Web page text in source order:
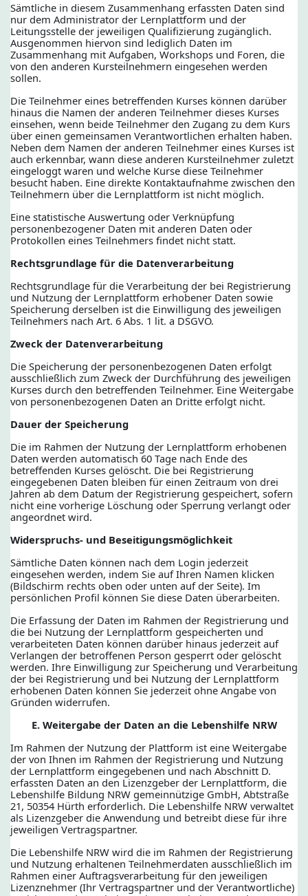
Sämtliche in diesem Zusammenhang erfassten Daten sind
nur dem Administrator der Lernplattform und der
Leitungsstelle der jeweiligen Qualifizierung zugänglich.
Ausgenommen hiervon sind lediglich Daten im
Zusammenhang mit Aufgaben, Workshops und Foren, die
von den anderen Kursteilnehmern eingesehen werden
sollen.
Die Teilnehmer eines betreffenden Kurses können darüber
hinaus die Namen der anderen Teilnehmer dieses Kurses
einsehen, wenn beide Teilnehmer den Zugang zu dem Kurs
über einen gemeinsamen Verantwortlichen erhalten haben.
Neben dem Namen der anderen Teilnehmer eines Kurses ist
auch erkennbar, wann diese anderen Kursteilnehmer zuletzt
eingeloggt waren und welche Kurse diese Teilnehmer
besucht haben. Eine direkte Kontaktaufnahme zwischen den
Teilnehmern über die Lernplattform ist nicht möglich.
Eine statistische Auswertung oder Verknüpfung
personenbezogener Daten mit anderen Daten oder
Protokollen eines Teilnehmers findet nicht statt.
Rechtsgrundlage für die Datenverarbeitung
Rechtsgrundlage für die Verarbeitung der bei Registrierung
und Nutzung der Lernplattform erhobener Daten sowie
Speicherung derselben ist die Einwilligung des jeweiligen
Teilnehmers nach Art. 6 Abs. 1 lit. a DSGVO.
Zweck der Datenverarbeitung
Die Speicherung der personenbezogenen Daten erfolgt
ausschließlich zum Zweck der Durchführung des jeweiligen
Kurses durch den betreffenden Teilnehmer. Eine Weitergabe
von personenbezogenen Daten an Dritte erfolgt nicht.
Dauer der Speicherung
Die im Rahmen der Nutzung der Lernplattform erhobenen
Daten werden automatisch 60 Tage nach Ende des
betreffenden Kurses gelöscht. Die bei Registrierung
eingegebenen Daten bleiben für einen Zeitraum von drei
Jahren ab dem Datum der Registrierung gespeichert, sofern
nicht eine vorherige Löschung oder Sperrung verlangt oder
angeordnet wird.
Widerspruchs- und Beseitigungsmöglichkeit
Sämtliche Daten können nach dem Login jederzeit
eingesehen werden, indem Sie auf Ihren Namen klicken
(Bildschirm rechts oben oder unten auf der Seite). Im
persönlichen Profil können Sie diese Daten überarbeiten.
Die Erfassung der Daten im Rahmen der Registrierung und
die bei Nutzung der Lernplattform gespeicherten und
verarbeiteten Daten können darüber hinaus jederzeit auf
Verlangen der betroffenen Person gesperrt oder gelöscht
werden. Ihre Einwilligung zur Speicherung und Verarbeitung
der bei Registrierung und bei Nutzung der Lernplattform
erhobenen Daten können Sie jederzeit ohne Angabe von
Gründen widerrufen.
E. Weitergabe der Daten an die Lebenshilfe NRW
Im Rahmen der Nutzung der Plattform ist eine Weitergabe
der von Ihnen im Rahmen der Registrierung und Nutzung
der Lernplattform eingegebenen und nach Abschnitt D.
erfassten Daten an den Lizenzgeber der Lernplattform, die
Lebenshilfe Bildung NRW gemeinnützige GmbH, Abtstraße
21, 50354 Hürth erforderlich. Die Lebenshilfe NRW verwaltet
als Lizenzgeber die Anwendung und betreibt diese für ihre
jeweiligen Vertragspartner.
Die Lebenshilfe NRW wird die im Rahmen der Registrierung
und Nutzung erhaltenen Teilnehmerdaten ausschließlich im
Rahmen einer Auftragsverarbeitung für den jeweiligen
Lizenznehmer (Ihr Vertragspartner und der Verantwortliche)